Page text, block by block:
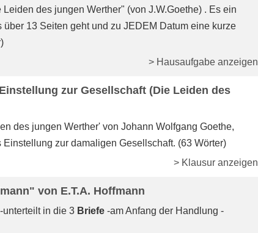
des jungen Werther" (von J.W.Goethe) . Es ein
13 Seiten geht und zu JEDEM Datum eine kurze
> Hausaufgabe anzeigen
zur Gesellschaft (Die Leiden des
des jungen Werther' von Johann Wolfgang Goethe,
zur damaligen Gesellschaft. (63 Wörter)
> Klausur anzeigen
von E.T.A. Hoffmann
in die 3 Briefe -am Anfang der Handlung -